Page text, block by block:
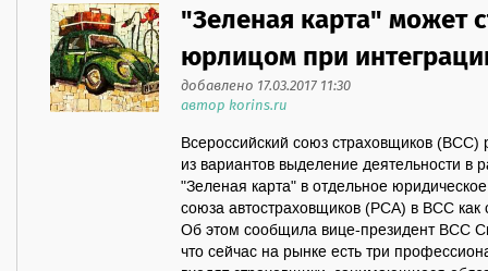
"Зеленая карта" может
юрлицом при
добавлено 17.03.2017 11:30
автор korins.ru
Всероссийский союз страховщиков (ВСС)
из вариантов выделение деятельности
"Зеленая карта" в отдельное
союза автостраховщиков (РСА) в ВСС
Об этом сообщила вице-президент ВСС
что сейчас на рынке есть три